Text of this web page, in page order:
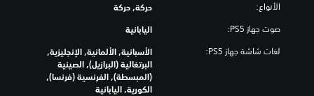
الأنواع: حركة, حركة
صوت جهاز PS5: اليابانية
لغات شاشة جهاز PS5:
الأسبانية, الألمانية, الإنجليزية,
البرتغالية (البرازيل), الصينية
(المبسطة), الفرنسية (فرنسا),
الكورية, اليابانية